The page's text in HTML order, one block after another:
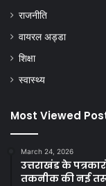
राजनीति
वायरल अड्डा
शिक्षा
स्वास्थ्य
Most Viewed
March 24, 2026
उत्तराखंड के
तकनीक की नई